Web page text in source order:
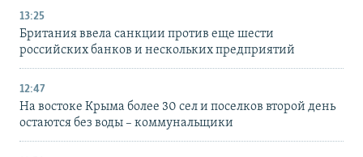
13:25
Британия ввела санкции против еще шести
российских банков и нескольких предприятий
12:47
На востоке Крыма более 30 сел и поселков второй день
остаются без воды – коммунальщики